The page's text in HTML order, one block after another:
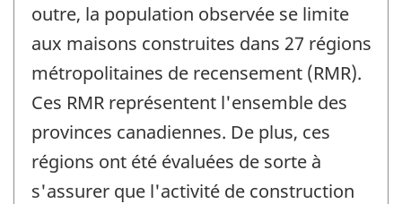
outre, la population observée se limite
aux maisons construites dans 27 régions
métropolitaines de recensement (RMR).
Ces RMR représentent l'ensemble des
provinces canadiennes. De plus, ces
régions ont été évaluées de sorte à
s'assurer que l'activité de construction